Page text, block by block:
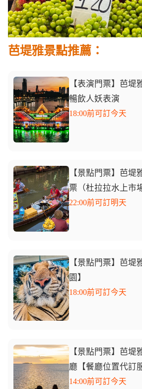
芭堤雅景點推薦：
【表演門票】芭堤
暢飲人妖表演
18:00前可訂今天
【景點門票】芭堤
票（杜拉拉水上市
22:00前可訂明天
【景點門票】芭堤
園】
18:00前可訂今天
【景點門票】芭堤
廳【餐廳位置代訂
14:00前可訂今天